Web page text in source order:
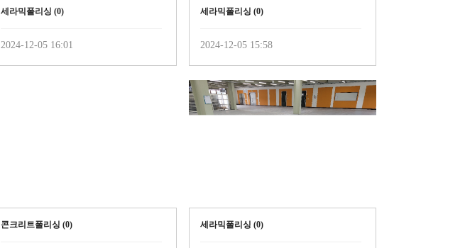
세라믹폴리싱 (0)
2024-12-05 16:01
세라믹폴리싱 (0)
2024-12-05 15:58
콘크리트폴리싱 (0) 세라믹폴리싱 (0)